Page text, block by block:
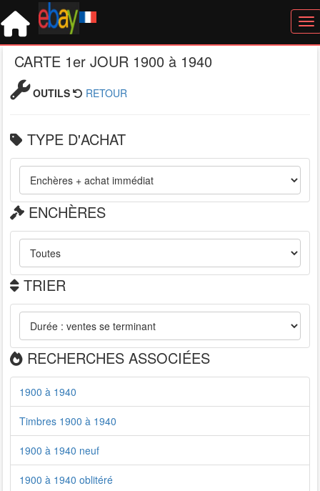
CARTE 1er JOUR 1900 à 1940
OUTILS RETOUR
TYPE D'ACHAT
ENCHÈRES
TRIER
RECHERCHES ASSOCIÉES
1900 à 1940
Timbres 1900 à 1940
1900 à 1940 neuf
1900 à 1940 oblitéré